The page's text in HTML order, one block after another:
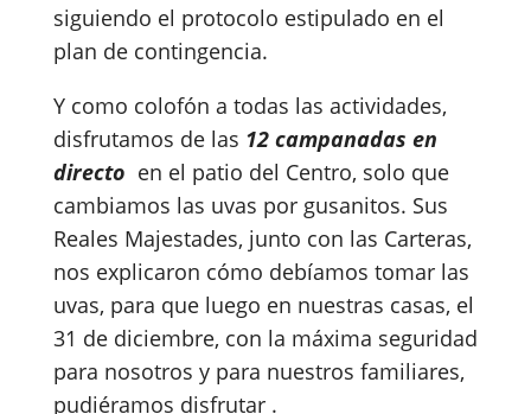
siguiendo el protocolo estipulado en el
plan de contingencia.
Y como colofón a todas las actividades,
disfrutamos de las 12 campanadas en
directo en el patio del Centro, solo que
cambiamos las uvas por gusanitos. Sus
Reales Majestades, junto con las Carteras,
nos explicaron cómo debíamos tomar las
uvas, para que luego en nuestras casas, el
31 de diciembre, con la máxima seguridad
para nosotros y para nuestros familiares,
pudiéramos disfrutar .